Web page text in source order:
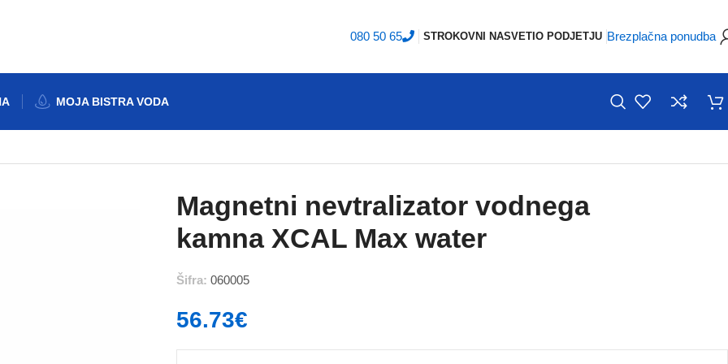
080 50 65 STROKOVNI NASVETI O PODJETJU Brezplačna ponudba
MOJA BISTRA VODA
Magnetni nevtralizator vodnega
kamna XCAL Max water
Šifra:060005
56.73€